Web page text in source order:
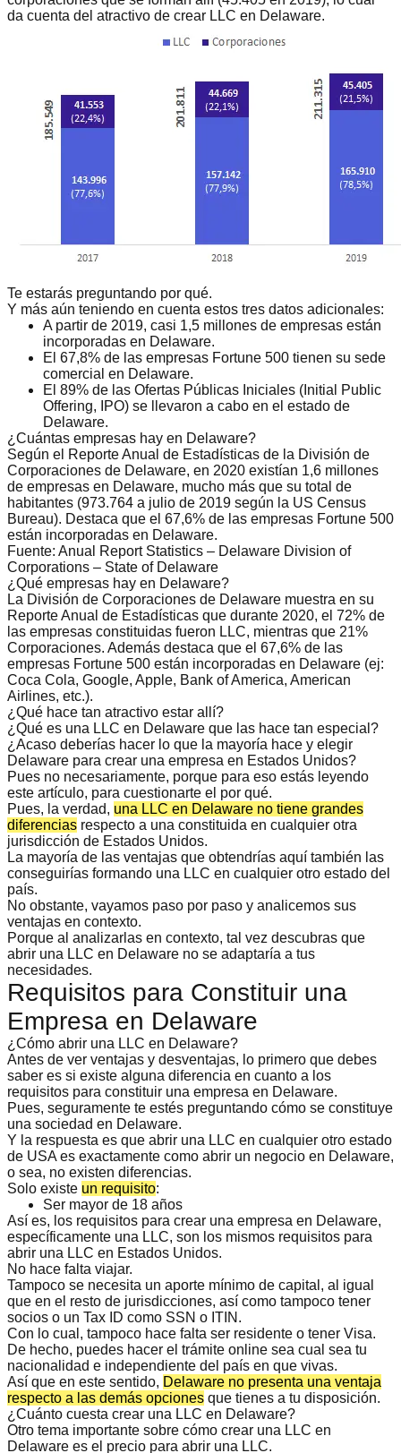
da cuenta del atractivo de crear LLC en Delaware.
Te estarás preguntando por qué.
Y más aún teniendo en cuenta estos tres datos adicionales:
A partir de 2019, casi 1,5 millones de empresas están
incorporadas en Delaware.
El 67,8% de las empresas Fortune 500 tienen su sede
comercial en Delaware.
El 89% de las Ofertas Públicas Iniciales (Initial Public
Offering, IPO) se llevaron a cabo en el estado de
Delaware.
¿Cuántas empresas hay en Delaware?
Según el Reporte Anual de Estadísticas de la División de
Corporaciones de Delaware, en 2020 existían 1,6 millones
de empresas en Delaware, mucho más que su total de
habitantes (973.764 a julio de 2019 según la US Census
Bureau). Destaca que el 67,6% de las empresas Fortune 500
están incorporadas en Delaware.
Fuente: Anual Report Statistics – Delaware Division of
Corporations – State of Delaware
¿Qué empresas hay en Delaware?
La División de Corporaciones de Delaware muestra en su
Reporte Anual de Estadísticas que durante 2020, el 72% de
las empresas constituidas fueron LLC, mientras que 21%
Corporaciones. Además destaca que el 67,6% de las
empresas Fortune 500 están incorporadas en Delaware (ej:
Coca Cola, Google, Apple, Bank of America, American
Airlines, etc.).
¿Qué hace tan atractivo estar allí?
¿Qué es una LLC en Delaware que las hace tan especial?
¿Acaso deberías hacer lo que la mayoría hace y elegir
Delaware para crear una empresa en Estados Unidos?
Pues no necesariamente, porque para eso estás leyendo
este artículo, para cuestionarte el por qué.
Pues, la verdad, una LLC en Delaware no tiene grandes
diferencias respecto a una constituida en cualquier otra
jurisdicción de Estados Unidos.
La mayoría de las ventajas que obtendrías aquí también las
conseguirías formando una LLC en cualquier otro estado del
país.
No obstante, vayamos paso por paso y analicemos sus
ventajas en contexto.
Porque al analizarlas en contexto, tal vez descubras que
abrir una LLC en Delaware no se adaptaría a tus
necesidades.
Requisitos para Constituir una
Empresa en Delaware
¿Cómo abrir una LLC en Delaware?
Antes de ver ventajas y desventajas, lo primero que debes
saber es si existe alguna diferencia en cuanto a los
requisitos para constituir una empresa en Delaware.
Pues, seguramente te estés preguntando cómo se constituye
una sociedad en Delaware.
Y la respuesta es que abrir una LLC en cualquier otro estado
de USA es exactamente como abrir un negocio en Delaware,
o sea, no existen diferencias.
Solo existe un requisito:
Ser mayor de 18 años
Así es, los requisitos para crear una empresa en Delaware,
específicamente una LLC, son los mismos requisitos para
abrir una LLC en Estados Unidos.
No hace falta viajar.
Tampoco se necesita un aporte mínimo de capital, al igual
que en el resto de jurisdicciones, así como tampoco tener
socios o un Tax ID como SSN o ITIN.
Con lo cual, tampoco hace falta ser residente o tener Visa.
De hecho, puedes hacer el trámite online sea cual sea tu
nacionalidad e independiente del país en que vivas.
Así que en este sentido, Delaware no presenta una ventaja
respecto a las demás opciones que tienes a tu disposición.
¿Cuánto cuesta crear una LLC en Delaware?
Otro tema importante sobre cómo crear una LLC en
Delaware es el precio para abrir una LLC.